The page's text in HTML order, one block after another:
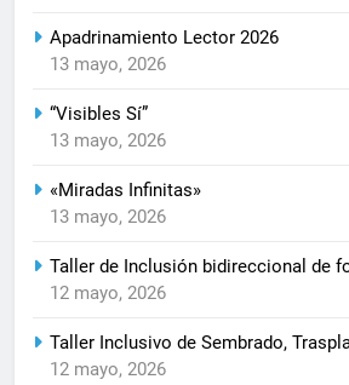
Apadrinamiento Lector 2026
13 mayo, 2026
“Visibles Sí”
13 mayo, 2026
«Miradas Infinitas»
13 mayo, 2026
Taller de Inclusión bidireccional de
12 mayo, 2026
Taller Inclusivo de Sembrado,
12 mayo, 2026